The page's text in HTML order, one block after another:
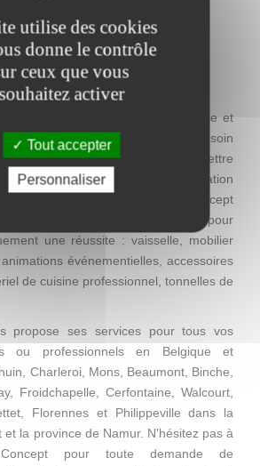
: location de matériel
en Belgique
décoration facile à mettre en place et
se distingue par son originalité ? Besoin
action promotionnelle ? Envie de mettre
événement ? Entreprise de location
à Charleroi (Thuin), Loca Concept
tout se dont vous avez besoin pour
une réussite : vaisselle, mobilier
événementielles, accessoires
de cuisine professionnel, tonnelles de
propose ses services pour tous vos
ou professionnels en Belgique et
Charleroi, Mons, Beaumont, Binche,
Froidchapelle, Cerfontaine, Walcourt,
Florennes et Philippeville dans la
et la province de Namur. N'hésitez pas à
pour toute demande de
utilise des cookies
donne le contrôle
ceux que vous
souhaitez activer
Tout accepter
Personnaliser